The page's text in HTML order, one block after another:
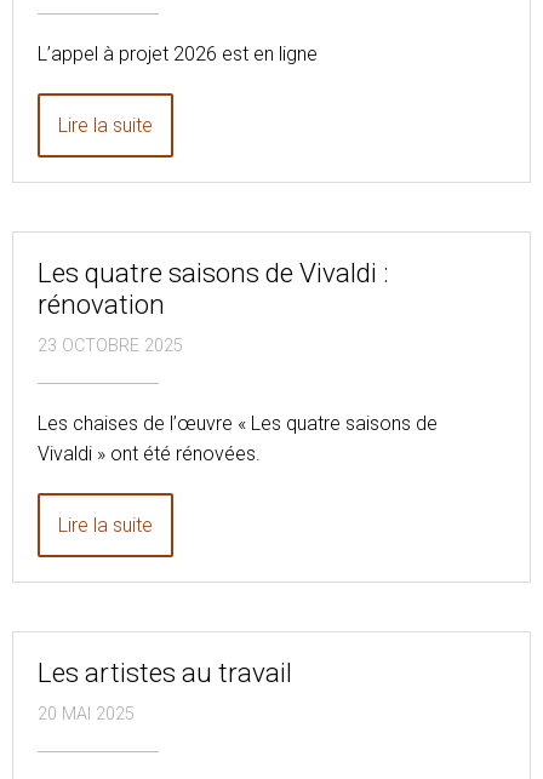
L’appel à projet 2026 est en ligne
Lire la suite
Les quatre saisons de Vivaldi :
rénovation
23 OCTOBRE 2025
Les chaises de l’œuvre « Les quatre saisons de
Vivaldi » ont été rénovées.
Lire la suite
Les artistes au travail
20 MAI 2025